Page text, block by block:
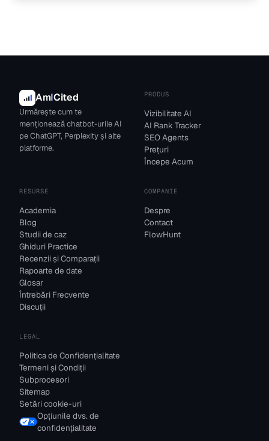
AmICited
Urmărește cum te
menționează chatbot-urile AI
pe ChatGPT, Perplexity și alte
platforme.
PRODUS
Vizibilitate AI
AI Rank Tracker
SEO Agents
Prețuri
Începe Acum
RESURSE
Academia
Blog
Studii de caz
Ghiduri Practice
Recenzii și Comparații
Rapoarte de date
Glosar
Întrebări Frecvente
Discuții
COMPANIE
Despre
Contact
FlowHunt
LEGAL
Politica de Confidențialitate
Termeni și Condiții
Subprocesori
Sitemap
Setări cookie-uri
Opțiunile dvs. de
confidențialitate